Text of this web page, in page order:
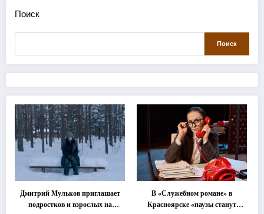
Поиск
Поиск
Дмитрий Мульков приглашает
подростков и взрослых на
В «Служебном романе» в
Красноярске «паузы станут